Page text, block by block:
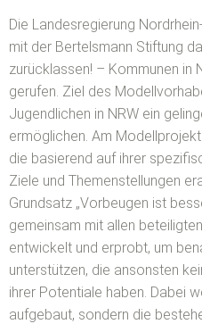
Die Landesregierung
mit der Bertelsmann Stiftung
zurücklassen! – Kommunen in
gerufen. Ziel des
Jugendlichen in NRW ein
ermöglichen. Am
die basierend auf ihrer
Ziele und Themenstellungen
Grundsatz „Vorbeugen ist
gemeinsam mit allen
entwickelt und erprobt, um
unterstützen, die ansonsten
ihrer Potentiale haben. Dabei
aufgebaut, sondern die